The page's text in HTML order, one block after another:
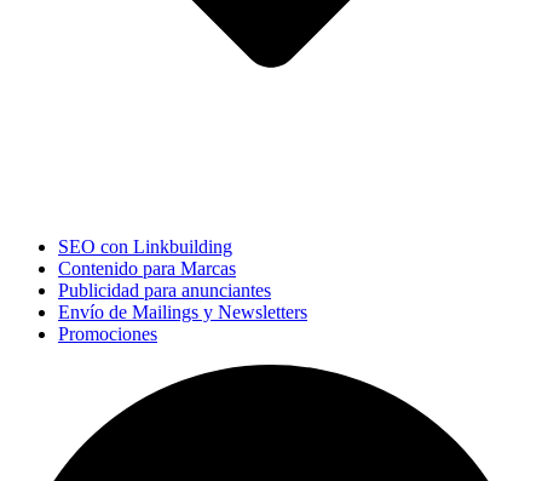
SEO con Linkbuilding
Contenido para Marcas
Publicidad para anunciantes
Envío de Mailings y Newsletters
Promociones